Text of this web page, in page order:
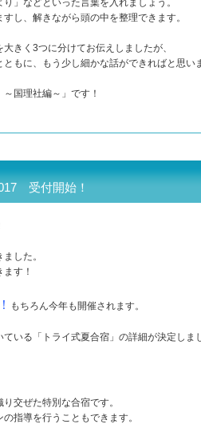
」などといった言葉を入れましょう。
し、解きながら頭の中を整理できます。
きく3つに分けてお伝えしましたが、
もに、もう少し細かな話ができればと思い
国理社編～」です！
受付開始！
した。
す！
！ もちろん今年も開催されます。
いる「トライ式夏合宿」の詳細が決定しま
交ぜた特別な合宿です。
指導を行うこともできます。